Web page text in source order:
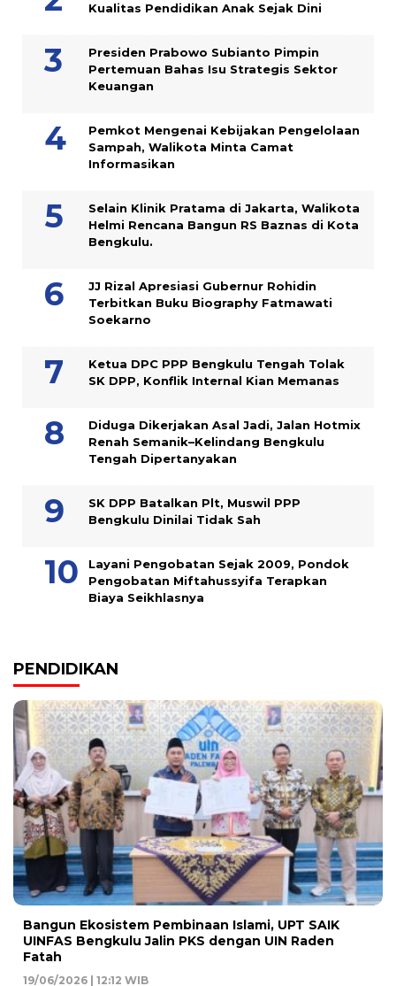
Kualitas Pendidikan Anak Sejak Dini
Presiden Prabowo Subianto Pimpin
Pertemuan Bahas Isu Strategis Sektor
Keuangan
Pemkot Mengenai Kebijakan Pengelolaan
Sampah, Walikota Minta Camat
Informasikan
Selain Klinik Pratama di Jakarta, Walikota
Helmi Rencana Bangun RS Baznas di Kota
Bengkulu.
JJ Rizal Apresiasi Gubernur Rohidin
Terbitkan Buku Biography Fatmawati
Soekarno
Ketua DPC PPP Bengkulu Tengah Tolak
SK DPP, Konflik Internal Kian Memanas
Diduga Dikerjakan Asal Jadi, Jalan Hotmix
Renah Semanik–Kelindang Bengkulu
Tengah Dipertanyakan
SK DPP Batalkan Plt, Muswil PPP
Bengkulu Dinilai Tidak Sah
Layani Pengobatan Sejak 2009, Pondok
Pengobatan Miftahussyifa Terapkan
Biaya Seikhlasnya
PENDIDIKAN
Bangun Ekosistem Pembinaan Islami, UPT SAIK
UINFAS Bengkulu Jalin PKS dengan UIN Raden
Fatah
19/06/2026 | 12:12 WIB